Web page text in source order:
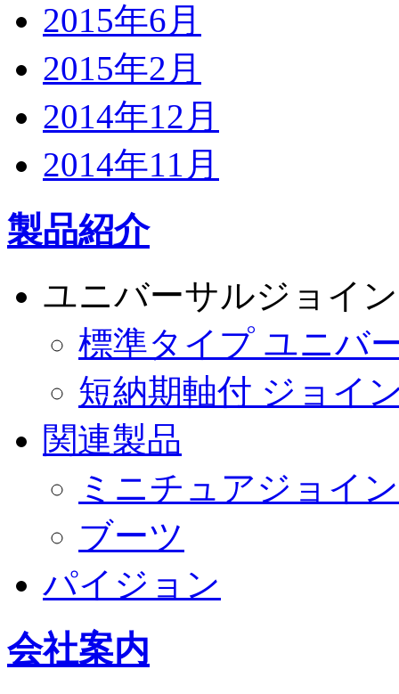
2015年6月
2015年2月
2014年12月
2014年11月
製品紹介
ユニバーサルジョイ
標準タイプ ユニバ
短納期軸付 ジョイ
関連製品
ミニチュアジョイ
ブーツ
パイジョン
会社案内